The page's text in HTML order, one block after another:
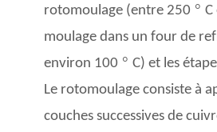
rotomoulage (entre 250 °
moulage dans un four de
environ 100 ° C) et les
Le rotomoulage consiste à
couches successives de